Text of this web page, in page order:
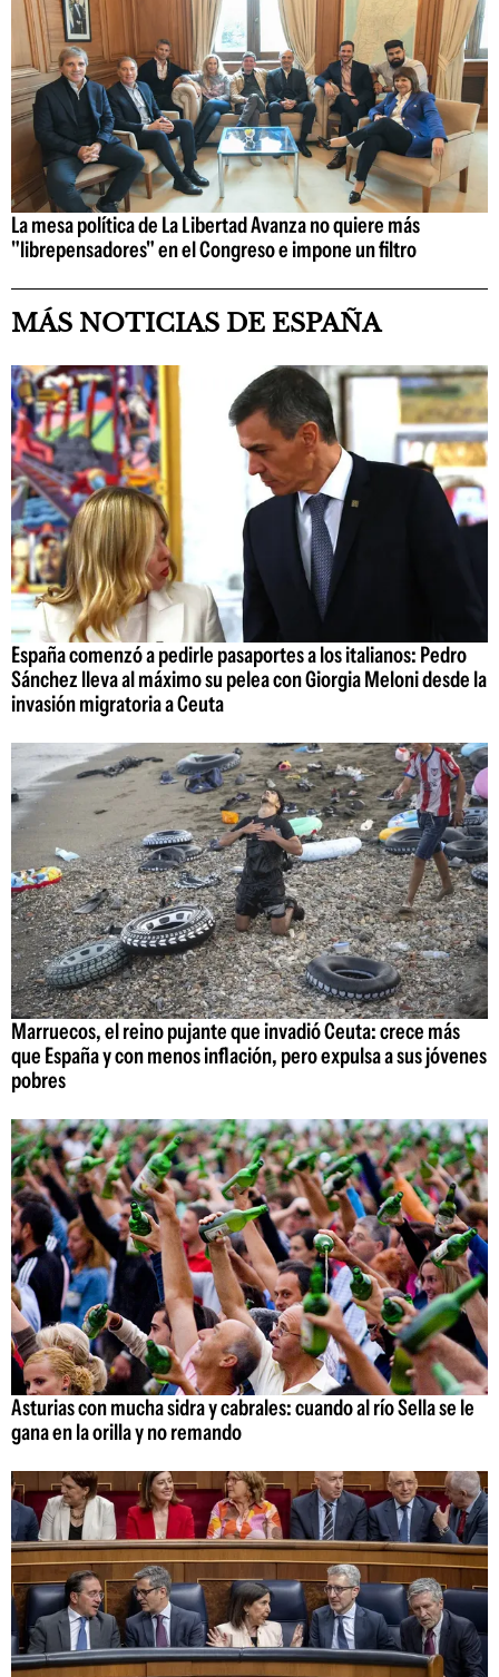
La mesa política de La Libertad Avanza no quiere más
"librepensadores" en el Congreso e impone un filtro
MÁS NOTICIAS DE ESPAÑA
España comenzó a pedirle pasaportes a los italianos: Pedro
Sánchez lleva al máximo su pelea con Giorgia Meloni desde la
invasión migratoria a Ceuta
Marruecos, el reino pujante que invadió Ceuta: crece más
que España y con menos inflación, pero expulsa a sus jóvenes
pobres
Asturias con mucha sidra y cabrales: cuando al río Sella se le
gana en la orilla y no remando